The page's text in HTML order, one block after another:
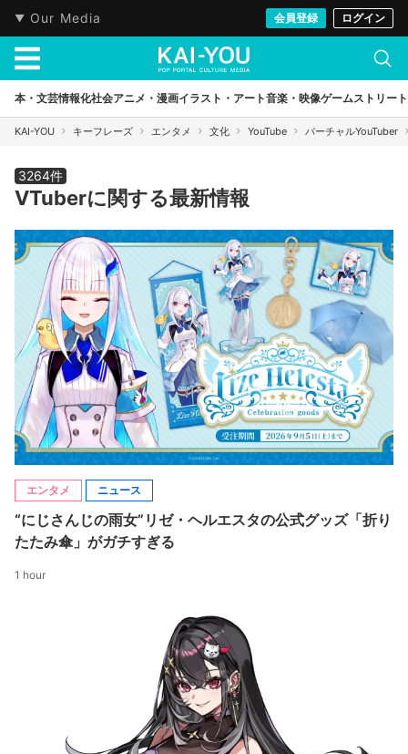
Our Media 会員登録 ログイン
本・文芸情報化社会アニメ・漫画イラスト・アート音楽・映像ゲームストリート
KAI-YOU キーフレーズ エンタメ 文化 YouTube バーチャルYouTuber
3264件
VTuberに関する最新情報
エンタメ ニュース
“にじさんじの雨女”リゼ・ヘルエスタの公式グッズ「折り
たたみ傘」がガチすぎる
1 hour